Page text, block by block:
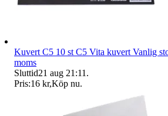
Kuvert C5 10 st C5 Vita kuvert Vanlig
moms
Sluttid21 aug 21:11 .
Pris:16 kr,Köp nu.